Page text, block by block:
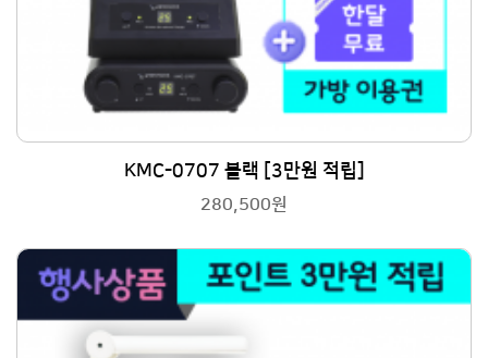
KMC-0707 블랙 [3만원 적립]
280,500원